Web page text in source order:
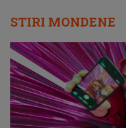
STIRI MONDENE